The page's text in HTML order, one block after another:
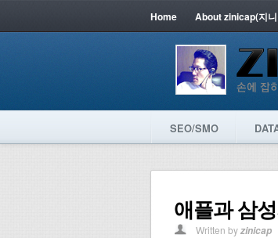
Home About zinicap(지
SEO/SMO
애플과 삼
Written byzinicap